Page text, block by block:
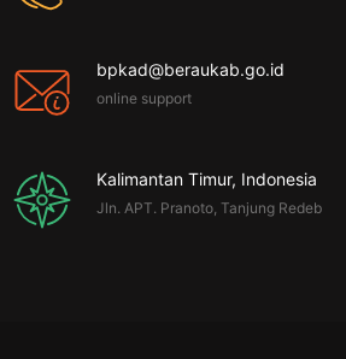
bpkad@beraukab.go.id
online support
Kalimantan Timur, Indonesia
Jln. APT. Pranoto, Tanjung Redeb